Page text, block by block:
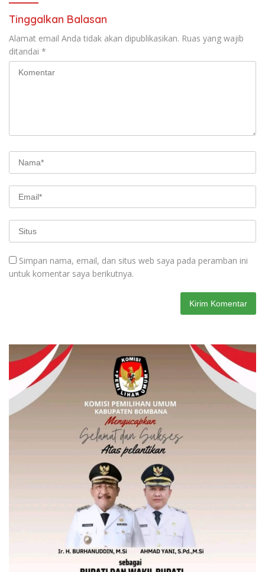
Tinggalkan Balasan
Alamat email Anda tidak akan dipublikasikan. Ruas yang wajib
ditandai *
Simpan nama, email, dan situs web saya pada peramban ini
untuk komentar saya berikutnya.